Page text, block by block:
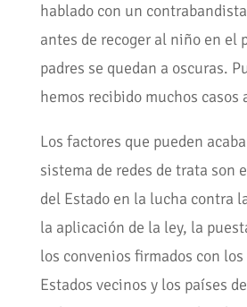
hablado con un
antes de recoger al niño en el
padres se quedan a oscuras.
hemos recibido muchos casos
Los factores que pueden
sistema de redes de trata son
del Estado en la lucha contra
la aplicación de la ley, la
los convenios firmados con
Estados vecinos y los países